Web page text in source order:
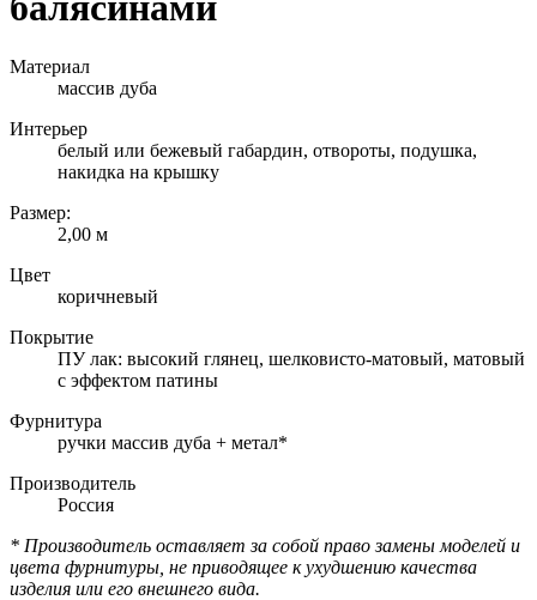
Материал
массив дуба
Интерьер
белый или бежевый габардин, отвороты, подушка,
накидка на крышку
Размер:
2,00 м
Цвет
коричневый
Покрытие
ПУ лак: высокий глянец, шелковисто-матовый, матовый
с эффектом патины
Фурнитура
ручки массив дуба + метал*
Производитель
Россия
* Производитель оставляет за собой право замены моделей и
цвета фурнитуры, не приводящее к ухудшению качества
изделия или его внешнего вида.